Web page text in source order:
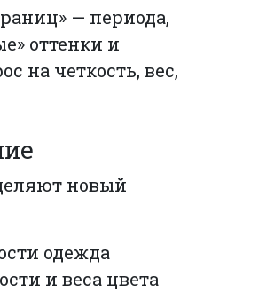
— периода,
оттенки и
на четкость, вес,
новый
одежда
и веса цвета